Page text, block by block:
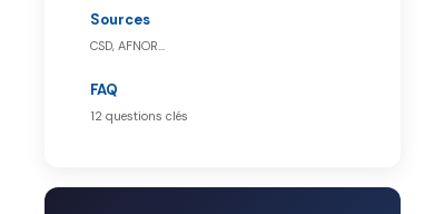
Sources
CSD, AFNOR…
FAQ
12 questions clés